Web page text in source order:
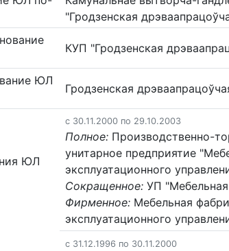
"Гродзенская
КУП "Гродзенская
ЮЛ
Гродзенская
ЮЛ
c 30.11.2000 по 29.10.2003
Полное: Производственно-
унитарное предприятие
эксплуатационного
Сокращенное: УП
Фирменное: Мебельная
эксплуатационного
c 31.12.1996 по 30.11.2000